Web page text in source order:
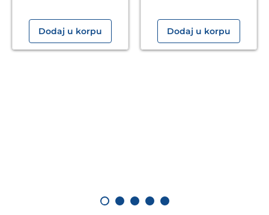
Dodaj u korpu Dodaj u korpu